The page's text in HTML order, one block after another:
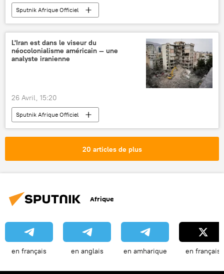
Sputnik Afrique Officiel
L'Iran est dans le viseur du
néocolonialisme américain — une
analyste iranienne
26 Avril, 15:20
Sputnik Afrique Officiel
20 articles de plus
Afrique
en français en anglais en amharique en français